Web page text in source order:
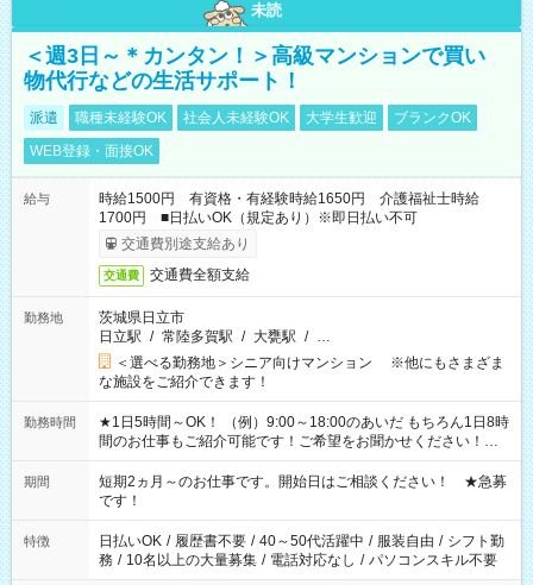
未読
＜週3日～＊カンタン！＞高級マンションで買い
物代行などの生活サポート！
派遣 職種未経験OK 社会人未経験OK 大学生歓迎
ブランクOK
WEB登録・面接OK
給与
時給1500円 有資格・有経験時給1650円 介護福祉士時給
1700円 ■日払いOK（規定あり）※即日払い不可
交通費別途支給あり
交通費 交通費全額支給
勤務地
茨城県日立市
日立駅 / 常陸多賀駅 / 大甕駅 / …
＜選べる勤務地＞シニア向けマンション ※他にもさまざま
な施設をご紹介できます！
勤務時間
★1日5時間～OK！ （例）9:00～18:00のあいだ もちろん1日8時
間のお仕事もご紹介可能です！ご希望をお聞かせください！★
家庭の都合でお休みが必要な場合も遠慮なくご相談ください。
※週最低15時間以上の勤務が必要です
期間
短期2ヵ月～のお仕事です。開始日はご相談ください！ ★急募
です！
特徴 日払いOK / 履歴書不要 / 40～50代活躍中 / 服装自由 / シフト勤
務 / 10名以上の大量募集 / 電話対応なし / パソコンスキル不要